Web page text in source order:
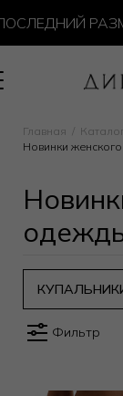
РАЗМЕР
Главная Каталог
Новинки
Фильтр